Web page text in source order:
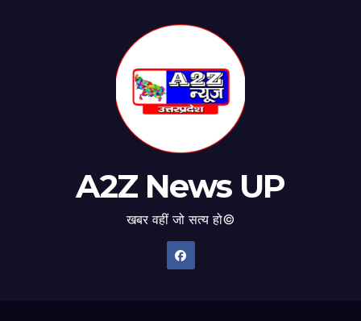
A2Z News UP
खबर वहीं जो सत्य हो©